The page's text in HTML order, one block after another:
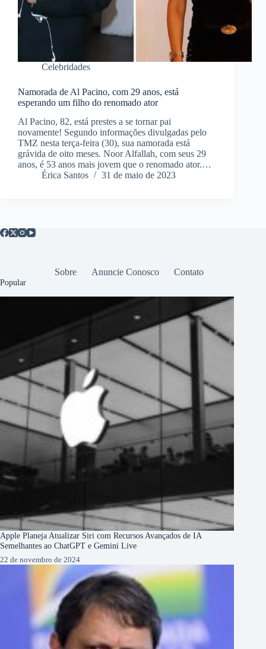
Celebridades
Namorada de Al Pacino, com 29 anos, está
esperando um filho do renomado ator
Al Pacino, 82, está prestes a se tornar pai
novamente! Segundo informações divulgadas pelo
TMZ nesta terça-feira (30), sua namorada está
grávida de oito meses. Noor Alfallah, com seus 29
anos, é 53 anos mais jovem que o renomado ator.…
Érica Santos
31 de maio de 2023
Sobre Anuncie Conosco Contato
Popular
Apple Planeja Atualizar Siri com Recursos Avançados de IA
Semelhantes ao ChatGPT e Gemini Live
22 de novembro de 2024